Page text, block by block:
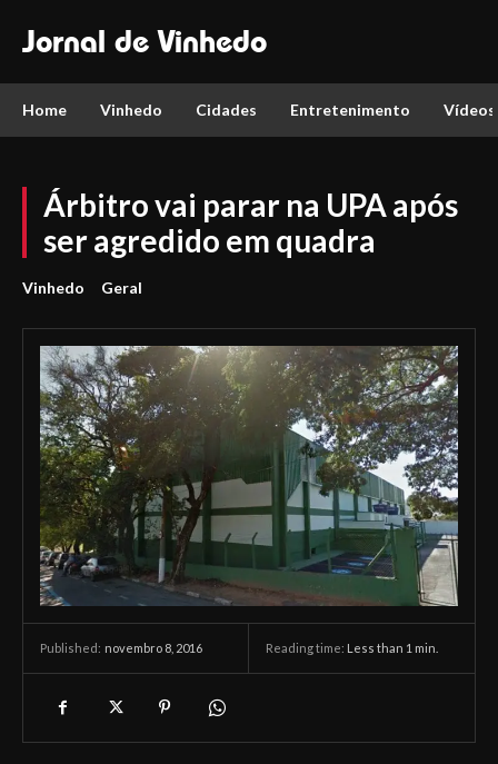
Jornal de Vinhedo
Home Vinhedo Cidades Entretenimento Vídeos
Árbitro vai parar na UPA após
ser agredido em quadra
Vinhedo Geral
Published: novembro 8, 2016 Reading time: Less than 1 min.